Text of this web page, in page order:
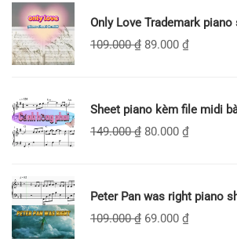
Only Love Trademark
109.000₫ 89.000 ₫
Sheet piano kèm file midi
149.000₫ 80.000 ₫
Peter Pan was right piano
109.000₫ 69.000 ₫